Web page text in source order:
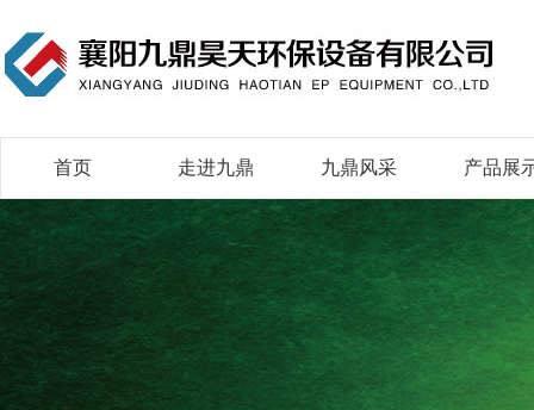
首页 走进九鼎 九鼎风采 产品展